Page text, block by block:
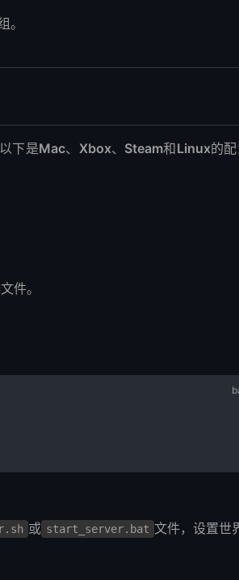
。
下是Mac、 Xbox、 Steam和Linux的
件。
或 start_server.bat 文件，设置世